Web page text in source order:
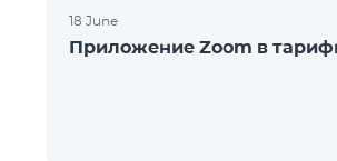
18 June
Приложение Zoom в